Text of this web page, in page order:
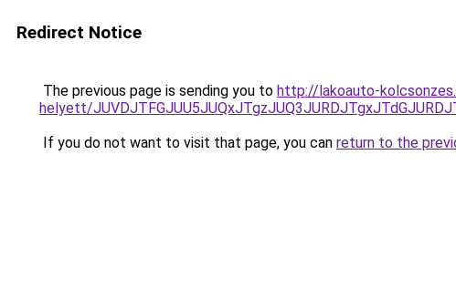
Redirect Notice
The previous page is sending you to http://lakoauto-
helyett/
If you do not want to visit that page, you can return to the